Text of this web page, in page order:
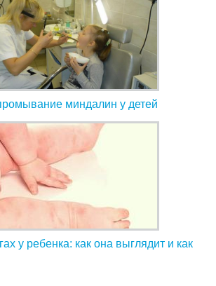
миндалин у детей
у ребенка: как она выглядит и как